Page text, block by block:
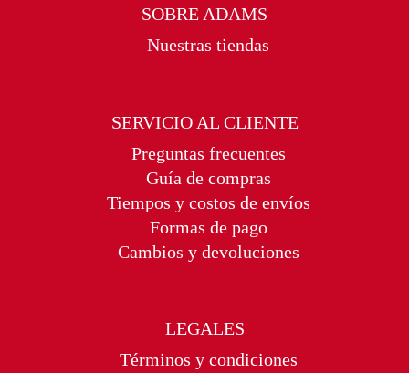
SOBRE ADAMS
Nuestras tiendas
SERVICIO AL CLIENTE
Preguntas frecuentes
Guía de compras
Tiempos y costos de envíos
Formas de pago
Cambios y devoluciones
LEGALES
Términos y condiciones